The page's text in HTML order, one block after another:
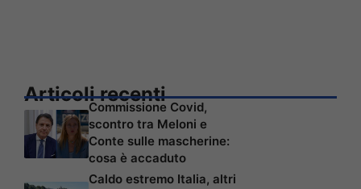
Articoli recenti
Commissione Covid,
scontro tra Meloni e
Conte sulle mascherine:
cosa è accaduto
Caldo estremo Italia, altri